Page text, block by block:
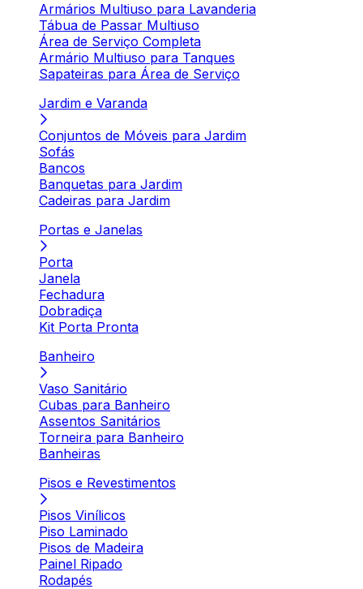
Armários Multiuso para Lavanderia
Tábua de Passar Multiuso
Área de Serviço Completa
Armário Multiuso para Tanques
Sapateiras para Área de Serviço
Jardim e Varanda
Conjuntos de Móveis para Jardim
Sofás
Bancos
Banquetas para Jardim
Cadeiras para Jardim
Portas e Janelas
Porta
Janela
Fechadura
Dobradiça
Kit Porta Pronta
Banheiro
Vaso Sanitário
Cubas para Banheiro
Assentos Sanitários
Torneira para Banheiro
Banheiras
Pisos e Revestimentos
Pisos Vinílicos
Piso Laminado
Pisos de Madeira
Painel Ripado
Rodapés